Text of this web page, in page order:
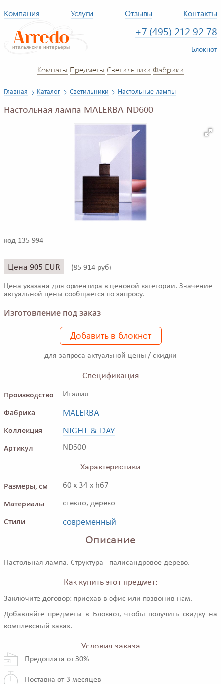
Компания Услуги Отзывы Контакты
+7 (495) 212 92 78
Блокнот
Комнаты Предметы Светильники Фабрики
Главная Каталог Светильники Настольные лампы
Настольная лампа MALERBA ND600
код 135 994
Цена 905 EUR (85 914 руб)
Цена указана для ориентира в ценовой категории. Значение
актуальной цены сообщается по запросу.
Изготовление под заказ
Добавить в блокнот
для запроса актуальной цены / скидки
Спецификация
Производство
Италия
Фабрика MALERBA
Коллекция NIGHT & DAY
Артикул ND600
Характеристики
Размеры, см
60 x 34 x h67
Материалы стекло, дерево
Стили современный
Описание
Настольная лампа. Структура - палисандровое дерево.
Как купить этот предмет:
Заключите договор: приехав в офис или позвонив нам.
Добавляйте предметы в Блокнот, чтобы получить скидку на
комплексный заказ.
Условия заказа
Предоплата от 30%
Поставка от 3 месяцев